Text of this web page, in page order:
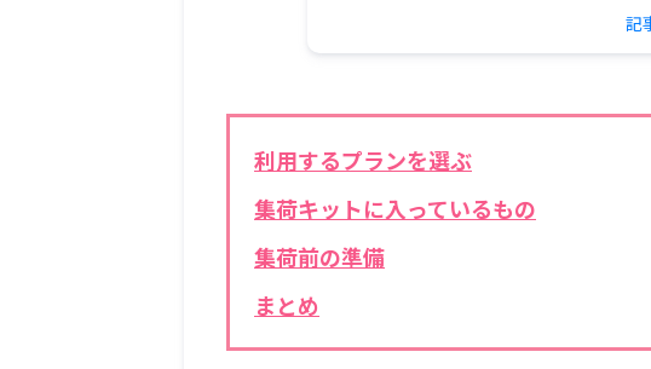
記
利用するプランを選ぶ
集荷キットに入っているもの
集荷前の準備
まとめ